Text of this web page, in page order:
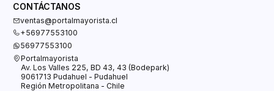
CONTÁCTANOS
ventas@portalmayorista.cl
+56977553100
56977553100
Portalmayorista
Av. Los Valles 225, BD 43, 43 (Bodepark)
9061713 Pudahuel - Pudahuel
Región Metropolitana - Chile